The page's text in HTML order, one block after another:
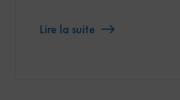
Lire la suite